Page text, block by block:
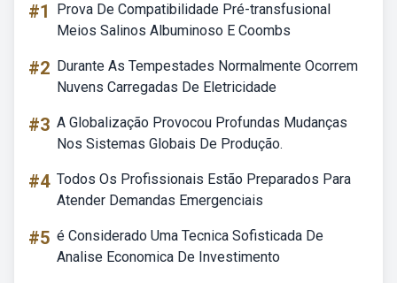
#1
Prova De Compatibilidade Pré-transfusional
Meios Salinos Albuminoso E Coombs
#2 Durante As Tempestades Normalmente Ocorrem
Nuvens Carregadas De Eletricidade
#3 A Globalização Provocou Profundas Mudanças
Nos Sistemas Globais De Produção.
#4 Todos Os Profissionais Estão Preparados Para
Atender Demandas Emergenciais
#5 é Considerado Uma Tecnica Sofisticada De
Analise Economica De Investimento